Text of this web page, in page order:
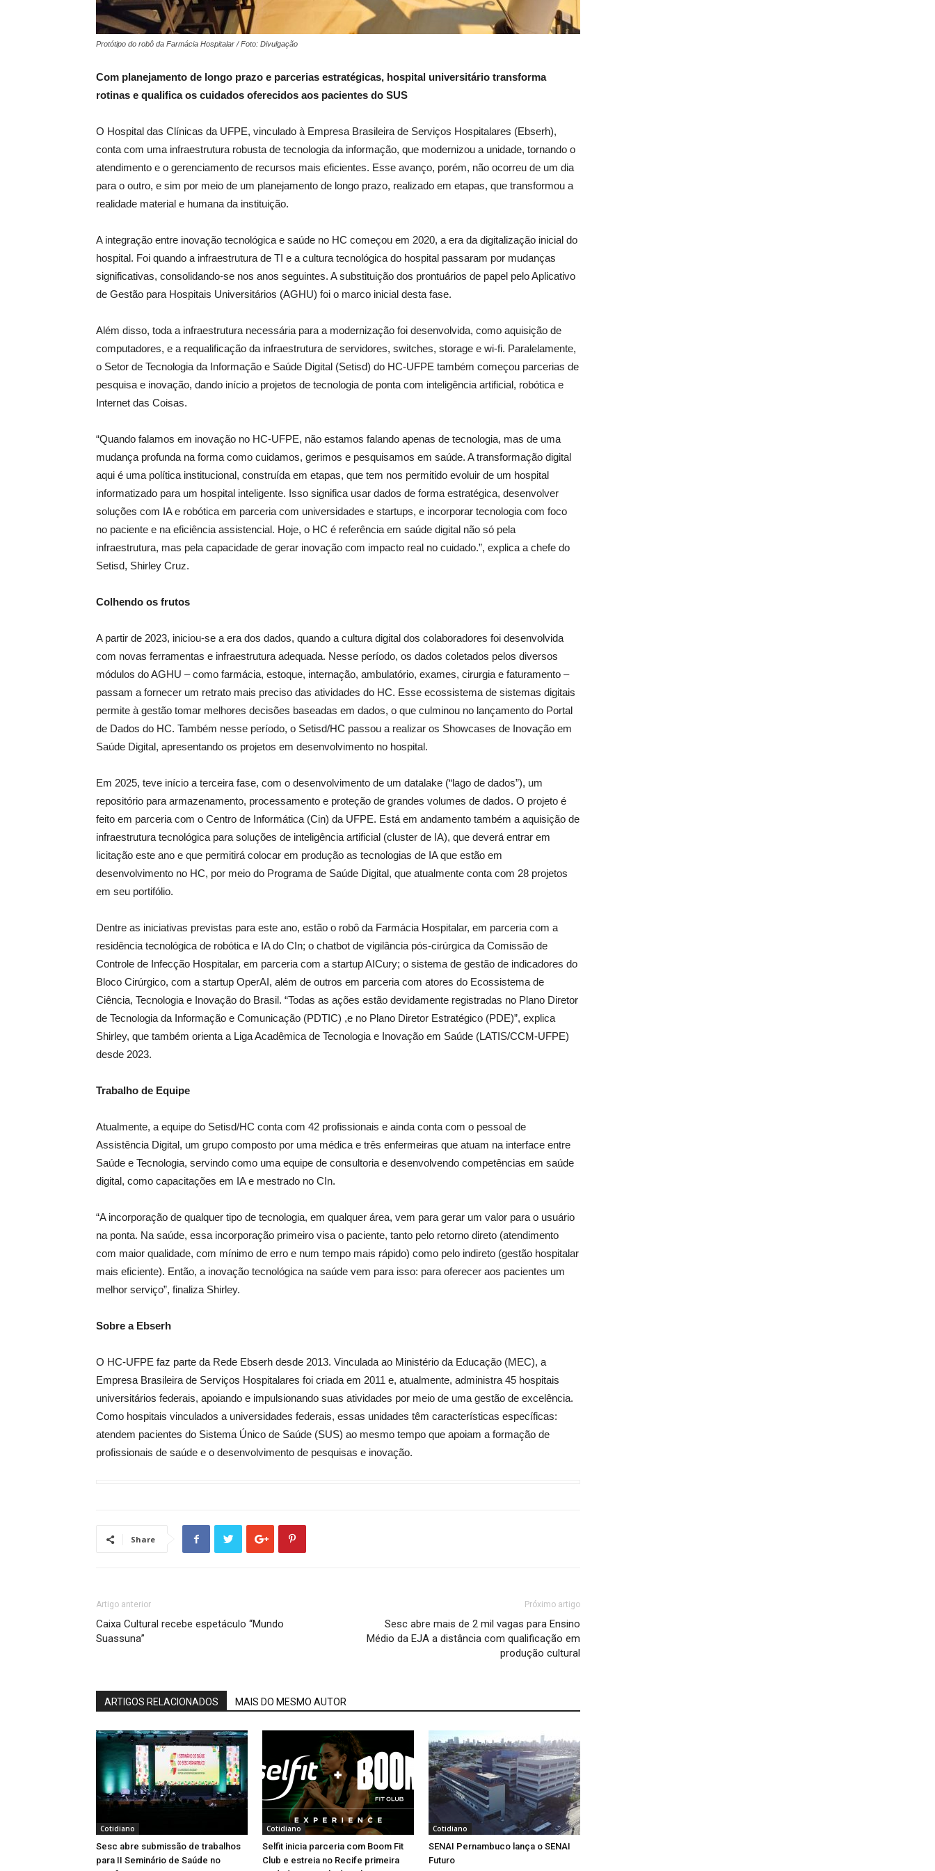
Protótipo do robô da Farmácia Hospitalar / Foto: Divulgação
Com planejamento de longo prazo e parcerias estratégicas, hospital universitário transforma
rotinas e qualifica os cuidados oferecidos aos pacientes do SUS
O Hospital das Clínicas da UFPE, vinculado à Empresa Brasileira de Serviços Hospitalares (Ebserh),
conta com uma infraestrutura robusta de tecnologia da informação, que modernizou a unidade, tornando o
atendimento e o gerenciamento de recursos mais eficientes. Esse avanço, porém, não ocorreu de um dia
para o outro, e sim por meio de um planejamento de longo prazo, realizado em etapas, que transformou a
realidade material e humana da instituição.
A integração entre inovação tecnológica e saúde no HC começou em 2020, a era da digitalização inicial do
hospital. Foi quando a infraestrutura de TI e a cultura tecnológica do hospital passaram por mudanças
significativas, consolidando-se nos anos seguintes. A substituição dos prontuários de papel pelo Aplicativo
de Gestão para Hospitais Universitários (AGHU) foi o marco inicial desta fase.
Além disso, toda a infraestrutura necessária para a modernização foi desenvolvida, como aquisição de
computadores, e a requalificação da infraestrutura de servidores, switches, storage e wi-fi. Paralelamente,
o Setor de Tecnologia da Informação e Saúde Digital (Setisd) do HC-UFPE também começou parcerias de
pesquisa e inovação, dando início a projetos de tecnologia de ponta com inteligência artificial, robótica e
Internet das Coisas.
“Quando falamos em inovação no HC-UFPE, não estamos falando apenas de tecnologia, mas de uma
mudança profunda na forma como cuidamos, gerimos e pesquisamos em saúde. A transformação digital
aqui é uma política institucional, construída em etapas, que tem nos permitido evoluir de um hospital
informatizado para um hospital inteligente. Isso significa usar dados de forma estratégica, desenvolver
soluções com IA e robótica em parceria com universidades e startups, e incorporar tecnologia com foco
no paciente e na eficiência assistencial. Hoje, o HC é referência em saúde digital não só pela
infraestrutura, mas pela capacidade de gerar inovação com impacto real no cuidado.”, explica a chefe do
Setisd, Shirley Cruz.
Colhendo os frutos
A partir de 2023, iniciou-se a era dos dados, quando a cultura digital dos colaboradores foi desenvolvida
com novas ferramentas e infraestrutura adequada. Nesse período, os dados coletados pelos diversos
módulos do AGHU – como farmácia, estoque, internação, ambulatório, exames, cirurgia e faturamento –
passam a fornecer um retrato mais preciso das atividades do HC. Esse ecossistema de sistemas digitais
permite à gestão tomar melhores decisões baseadas em dados, o que culminou no lançamento do Portal
de Dados do HC. Também nesse período, o Setisd/HC passou a realizar os Showcases de Inovação em
Saúde Digital, apresentando os projetos em desenvolvimento no hospital.
Em 2025, teve início a terceira fase, com o desenvolvimento de um datalake (“lago de dados”), um
repositório para armazenamento, processamento e proteção de grandes volumes de dados. O projeto é
feito em parceria com o Centro de Informática (Cin) da UFPE. Está em andamento também a aquisição de
infraestrutura tecnológica para soluções de inteligência artificial (cluster de IA), que deverá entrar em
licitação este ano e que permitirá colocar em produção as tecnologias de IA que estão em
desenvolvimento no HC, por meio do Programa de Saúde Digital, que atualmente conta com 28 projetos
em seu portifólio.
Dentre as iniciativas previstas para este ano, estão o robô da Farmácia Hospitalar, em parceria com a
residência tecnológica de robótica e IA do CIn; o chatbot de vigilância pós-cirúrgica da Comissão de
Controle de Infecção Hospitalar, em parceria com a startup AICury; o sistema de gestão de indicadores do
Bloco Cirúrgico, com a startup OperAI, além de outros em parceria com atores do Ecossistema de
Ciência, Tecnologia e Inovação do Brasil. “Todas as ações estão devidamente registradas no Plano Diretor
de Tecnologia da Informação e Comunicação (PDTIC) ,e no Plano Diretor Estratégico (PDE)”, explica
Shirley, que também orienta a Liga Acadêmica de Tecnologia e Inovação em Saúde (LATIS/CCM-UFPE)
desde 2023.
Trabalho de Equipe
Atualmente, a equipe do Setisd/HC conta com 42 profissionais e ainda conta com o pessoal de
Assistência Digital, um grupo composto por uma médica e três enfermeiras que atuam na interface entre
Saúde e Tecnologia, servindo como uma equipe de consultoria e desenvolvendo competências em saúde
digital, como capacitações em IA e mestrado no CIn.
“A incorporação de qualquer tipo de tecnologia, em qualquer área, vem para gerar um valor para o usuário
na ponta. Na saúde, essa incorporação primeiro visa o paciente, tanto pelo retorno direto (atendimento
com maior qualidade, com mínimo de erro e num tempo mais rápido) como pelo indireto (gestão hospitalar
mais eficiente). Então, a inovação tecnológica na saúde vem para isso: para oferecer aos pacientes um
melhor serviço”, finaliza Shirley.
Sobre a Ebserh
O HC-UFPE faz parte da Rede Ebserh desde 2013. Vinculada ao Ministério da Educação (MEC), a
Empresa Brasileira de Serviços Hospitalares foi criada em 2011 e, atualmente, administra 45 hospitais
universitários federais, apoiando e impulsionando suas atividades por meio de uma gestão de excelência.
Como hospitais vinculados a universidades federais, essas unidades têm características específicas:
atendem pacientes do Sistema Único de Saúde (SUS) ao mesmo tempo que apoiam a formação de
profissionais de saúde e o desenvolvimento de pesquisas e inovação.
Share
Artigo anterior
Caixa Cultural recebe espetáculo “Mundo
Suassuna”
Próximo artigo
Sesc abre mais de 2 mil vagas para Ensino
Médio da EJA a distância com qualificação em
produção cultural
ARTIGOS RELACIONADOS MAIS DO MESMO AUTOR
Cotidiano
Sesc abre submissão de trabalhos
para II Seminário de Saúde no
Cotidiano
Selfit inicia parceria com Boom Fit
Club e estreia no Recife primeira
Cotidiano
SENAI Pernambuco lança o SENAI
Futuro